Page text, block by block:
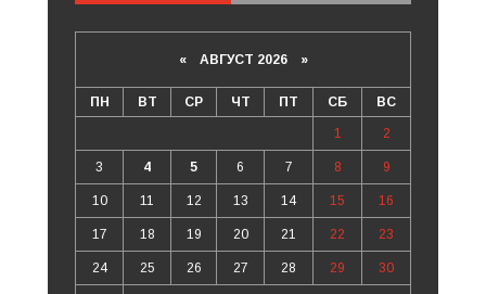
«АВГУСТ 2026 »
ПН ВТ СР ЧТ ПТ СБ ВС
1 2
3 4 5 6 7 8 9
10 11 12 13 14 15 16
17 18 19 20 21 22 23
24 25 26 27 28 29 30